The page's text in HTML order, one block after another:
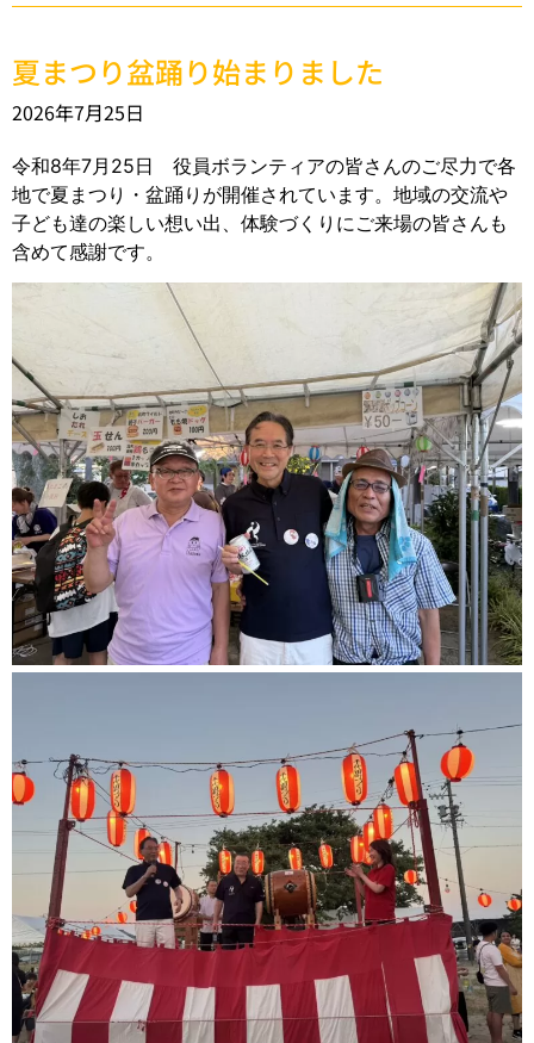
夏まつり盆踊り始まりました
2026年7月25日
令和8年7月25日 役員ボランティアの皆さんのご尽力で各
地で夏まつり・盆踊りが開催されています。地域の交流や
子ども達の楽しい想い出、体験づくりにご来場の皆さんも
含めて感謝です。